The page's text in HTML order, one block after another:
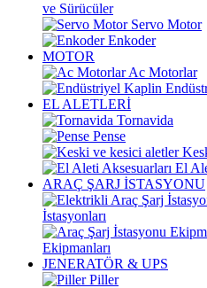
ve Sürücüler
Servo Motor
Enkoder
MOTOR
Ac Motorlar
EL ALETLERİ
Tornavida
Pense
El
ARAÇ ŞARJ İSTASYONU
İstasyonları
Ekipmanları
JENERATÖR & UPS
Piller